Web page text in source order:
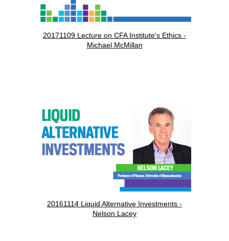
20171109 Lecture on CFA Institute's Ethics -
Michael McMillan
20161114 Liquid Alternative Investments -
Nelson Lacey